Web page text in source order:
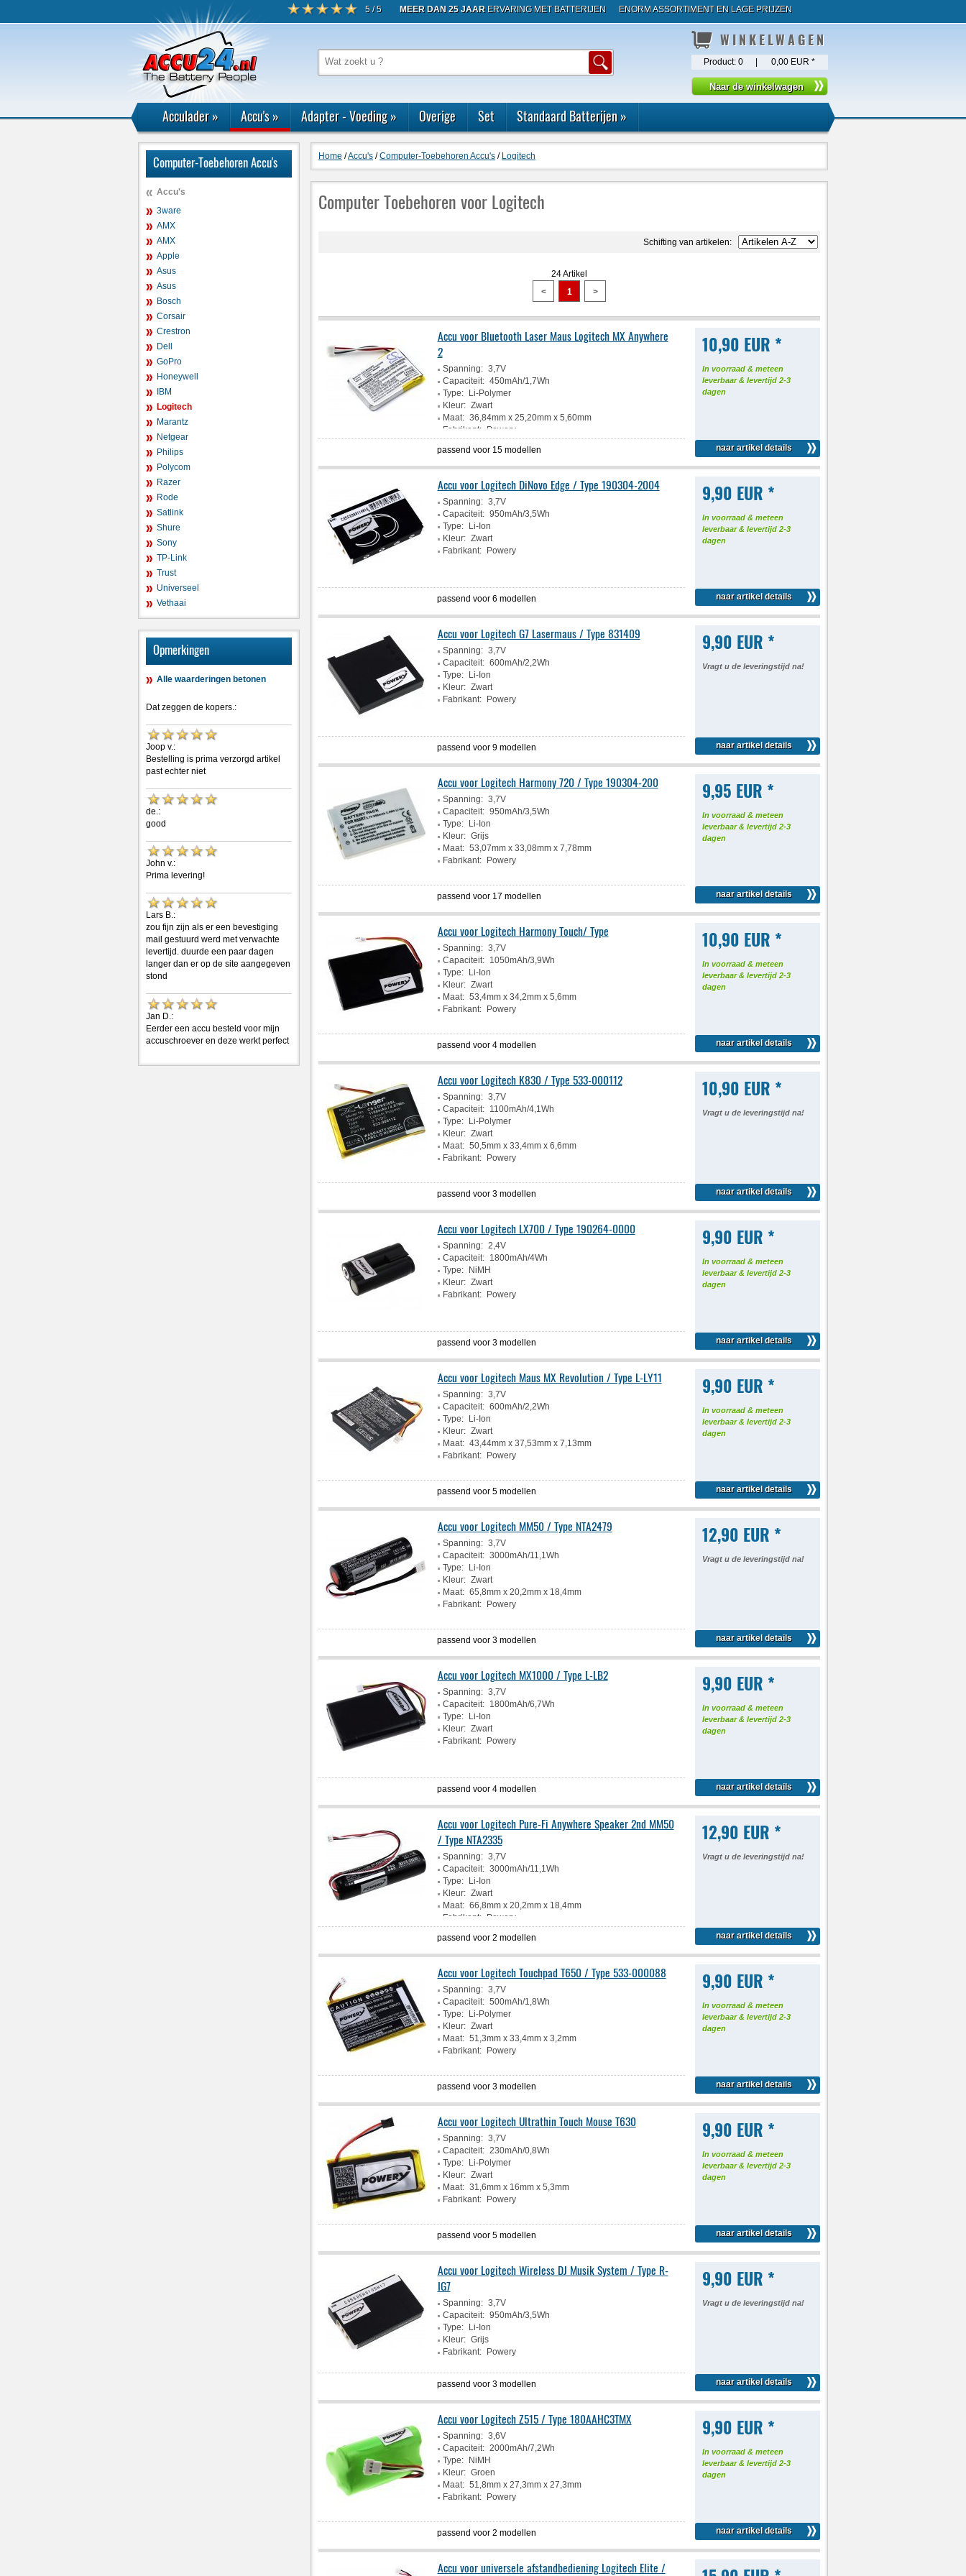
5 / 5 MEER DAN 25 JAAR ERVARING MET BATTERIJEN ENORM ASSORTIMENT EN LAGE PRIJZEN
WINKELWAGEN
Product: 0 0,00 EUR *
Acculader» Accu's» Adapter - Voeding» Overige Set Standaard Batterijen»
Computer-Toebehoren Accu's
Accu's
3ware
AMX
AMX
Apple
Asus
Asus
Bosch
Corsair
Crestron
Dell
GoPro
Honeywell
IBM
Logitech
Marantz
Netgear
Philips
Polycom
Razer
Rode
Satlink
Shure
Sony
TP-Link
Trust
Universeel
Vethaai
Opmerkingen
Alle waarderingen betonen
Dat zeggen de kopers.:
Joop v.:
Bestelling is prima verzorgd artikel
past echter niet
de.:
good
John v.:
Prima levering!
Lars B.:
zou fijn zijn als er een bevestiging
mail gestuurd werd met verwachte
levertijd. duurde een paar dagen
langer dan er op de site aangegeven
stond
Jan D.:
Eerder een accu besteld voor mijn
accuschroever en deze werkt perfect
Home /Accu's /Computer-Toebehoren Accu's / Logitech
Computer Toebehoren voor Logitech
Schifting van artikelen:
24 Artikel
<
1 >
10,90 EUR *
In voorraad & meteen
leverbaar & levertijd 2-3
dagen
naar artikel details
Accu voor Bluetooth Laser Maus Logitech MX Anywhere
2
Spanning: 3,7V
Capaciteit: 450mAh/1,7Wh
Type:
Li-Polymer
Kleur: Zwart
Maat: 36,84mm x 25,20mm x 5,60mm
Fabrikant:
Powery
passend voor 15 modellen
9,90 EUR *
In voorraad & meteen
leverbaar & levertijd 2-3
dagen
naar artikel details
Accu voor Logitech DiNovo Edge / Type 190304-2004
Spanning: 3,7V
Capaciteit: 950mAh/3,5Wh
Type:
Li-Ion
Kleur: Zwart
Fabrikant:
Powery
passend voor 6 modellen
9,90 EUR *
Vragt u de leveringstijd na!
naar artikel details
Accu voor Logitech G7 Lasermaus / Type 831409
Spanning: 3,7V
Capaciteit: 600mAh/2,2Wh
Type:
Li-Ion
Kleur: Zwart
Fabrikant:
Powery
passend voor 9 modellen
9,95 EUR *
In voorraad & meteen
leverbaar & levertijd 2-3
dagen
naar artikel details
Accu voor Logitech Harmony 720 / Type 190304-200
Spanning: 3,7V
Capaciteit: 950mAh/3,5Wh
Type:
Li-Ion
Kleur: Grijs
Maat: 53,07mm x 33,08mm x 7,78mm
Fabrikant:
Powery
passend voor 17 modellen
10,90 EUR *
In voorraad & meteen
leverbaar & levertijd 2-3
dagen
naar artikel details
Accu voor Logitech Harmony Touch/ Type
Spanning: 3,7V
Capaciteit:
1050mAh/3,9Wh
Type:
Li-Ion
Kleur: Zwart
Maat: 53,4mm x 34,2mm x 5,6mm
Fabrikant:
Powery
passend voor 4 modellen
10,90 EUR *
Vragt u de leveringstijd na!
naar artikel details
Accu voor Logitech K830 / Type 533-000112
Spanning: 3,7V
Capaciteit:
1100mAh/4,1Wh
Type:
Li-Polymer
Kleur: Zwart
Maat: 50,5mm x 33,4mm x 6,6mm
Fabrikant:
Powery
passend voor 3 modellen
9,90 EUR *
In voorraad & meteen
leverbaar & levertijd 2-3
dagen
naar artikel details
Accu voor Logitech LX700 / Type 190264-0000
Spanning: 2,4V
Capaciteit:
1800mAh/4Wh
Type:
NiMH
Kleur: Zwart
Fabrikant:
Powery
passend voor 3 modellen
9,90 EUR *
In voorraad & meteen
leverbaar & levertijd 2-3
dagen
naar artikel details
Accu voor Logitech Maus MX Revolution / Type L-LY11
Spanning: 3,7V
Capaciteit: 600mAh/2,2Wh
Type:
Li-Ion
Kleur: Zwart
Maat: 43,44mm x 37,53mm x 7,13mm
Fabrikant:
Powery
passend voor 5 modellen
12,90 EUR *
Vragt u de leveringstijd na!
naar artikel details
Accu voor Logitech MM50 / Type NTA2479
Spanning: 3,7V
Capaciteit: 3000mAh/11,1Wh
Type:
Li-Ion
Kleur: Zwart
Maat: 65,8mm x 20,2mm x 18,4mm
Fabrikant:
Powery
passend voor 3 modellen
9,90 EUR *
In voorraad & meteen
leverbaar & levertijd 2-3
dagen
naar artikel details
Accu voor Logitech MX1000 / Type L-LB2
Spanning: 3,7V
Capaciteit:
1800mAh/6,7Wh
Type:
Li-Ion
Kleur: Zwart
Fabrikant:
Powery
passend voor 4 modellen
12,90 EUR *
Vragt u de leveringstijd na!
naar artikel details
Accu voor Logitech Pure-Fi Anywhere Speaker 2nd MM50
/ Type NTA2335
Spanning: 3,7V
Capaciteit: 3000mAh/11,1Wh
Type:
Li-Ion
Kleur: Zwart
Maat: 66,8mm x 20,2mm x 18,4mm
Fabrikant:
Powery
passend voor 2 modellen
9,90 EUR *
In voorraad & meteen
leverbaar & levertijd 2-3
dagen
naar artikel details
Accu voor Logitech Touchpad T650 / Type 533-000088
Spanning: 3,7V
Capaciteit: 500mAh/1,8Wh
Type:
Li-Polymer
Kleur: Zwart
Maat: 51,3mm x 33,4mm x 3,2mm
Fabrikant:
Powery
passend voor 3 modellen
9,90 EUR *
In voorraad & meteen
leverbaar & levertijd 2-3
dagen
naar artikel details
Accu voor Logitech Ultrathin Touch Mouse T630
Spanning: 3,7V
Capaciteit: 230mAh/0,8Wh
Type:
Li-Polymer
Kleur: Zwart
Maat: 31,6mm x 16mm x 5,3mm
Fabrikant:
Powery
passend voor 5 modellen
9,90 EUR *
Vragt u de leveringstijd na!
naar artikel details
Accu voor Logitech Wireless DJ Musik System / Type R-
IG7
Spanning: 3,7V
Capaciteit: 950mAh/3,5Wh
Type:
Li-Ion
Kleur: Grijs
Fabrikant:
Powery
passend voor 3 modellen
9,90 EUR *
In voorraad & meteen
leverbaar & levertijd 2-3
dagen
naar artikel details
Accu voor Logitech Z515 / Type 180AAHC3TMX
Spanning: 3,6V
Capaciteit: 2000mAh/7,2Wh
Type:
NiMH
Kleur: Groen
Maat: 51,8mm x 27,3mm x 27,3mm
Fabrikant:
Powery
passend voor 2 modellen
Accu voor universele afstandbediening Logitech Elite /